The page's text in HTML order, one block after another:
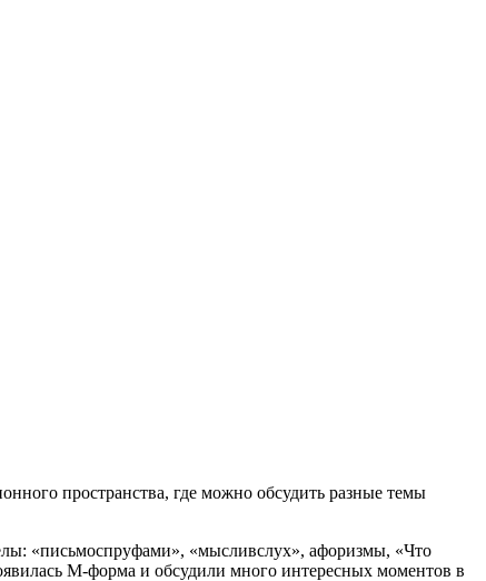
пространства, где можно обсудить разные темы
«письмоспруфами», «мысливслух», афоризмы, «Что
М-форма и обсудили много интересных моментов в